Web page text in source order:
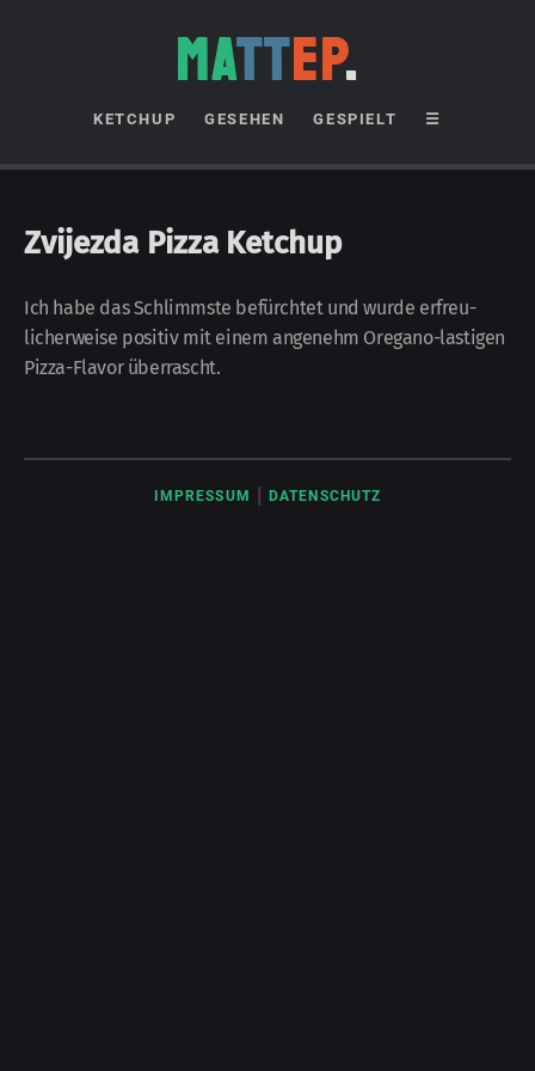
MATTEP.
KETCHUP GESEHEN GESPIELT ☰
Zvijezda Pizza Ketchup
Ich habe das Schlimmste be­fürch­tet und wurde er­freu­
licher­weise positiv mit einem an­ge­nehm Oregano-lastigen
Pizza-Flavor über­rascht.
IMPRESSUM DATENSCHUTZ